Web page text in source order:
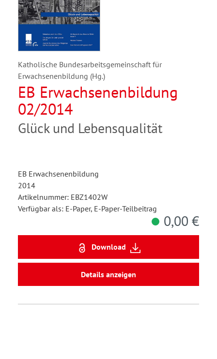
Katholische Bundesarbeitsgemeinschaft für
Erwachsenenbildung (Hg.)
EB Erwachsenenbildung
02/2014
Glück und Lebensqualität
EB Erwachsenenbildung
2014
Artikelnummer: EBZ1402W
Verfügbar als: E-Paper, E-Paper-Teilbeitrag
0,00 €
Download
Details anzeigen